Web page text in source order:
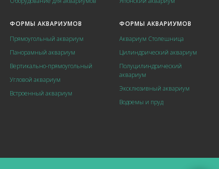
ФОРМЫ АКВАРИУМОВ
Прямоугольный аквариум
Панорамный аквариум
Вертикально-прямоугольный
Угловой аквариум
Встроенный аквариум
ФОРМЫ АКВАРИУМОВ
Аквариум Столешница
Цилиндрический аквариум
Полуцилиндрический
аквариум
Эксклюзивный аквариум
Водоемы и пруд